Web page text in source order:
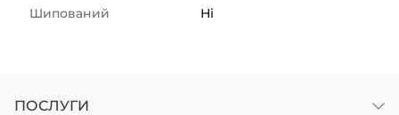
Шипований Ні
ПОСЛУГИ